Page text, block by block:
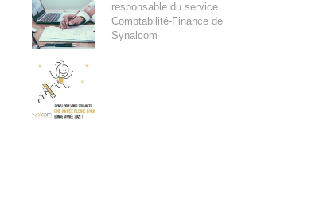
responsable du service
Comptabilité-Finance de
Synalcom